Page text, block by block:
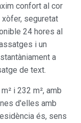
confort al cor
seguretat
24 hores al
i un
a
de text.
i 232 m², amb
d'elles amb
és, sens